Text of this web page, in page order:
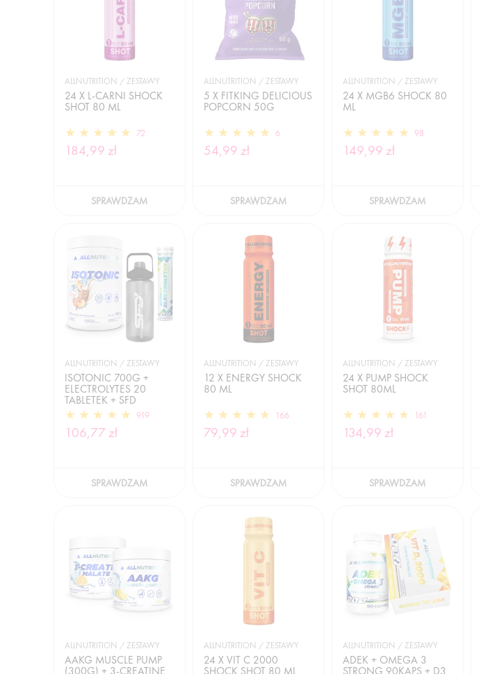
ALLNUTRITION / ZESTAWY
24 X L-CARNI SHOCK
SHOT 80 ML
72
184,99 zł
SPRAWDZAM
ALLNUTRITION / ZESTAWY
5 X FITKING DELICIOUS
POPCORN 50G
6
54,99 zł
SPRAWDZAM
ALLNUTRITION / ZESTAWY
24 X MGB6 SHOCK 80
ML
98
149,99 zł
SPRAWDZAM
ALLNUTRITION / ZESTAWY
ISOTONIC 700G +
ELECTROLYTES 20
TABLETEK + SFD
BUTELKA SPORTOWA
919
106,77 zł
SPRAWDZAM
ALLNUTRITION / ZESTAWY
12 X ENERGY SHOCK
80 ML
166
79,99 zł
SPRAWDZAM
ALLNUTRITION / ZESTAWY
24 X PUMP SHOCK
SHOT 80ML
161
134,99 zł
SPRAWDZAM
ALLNUTRITION / ZESTAWY
AAKG MUSCLE PUMP
(300G) + 3-CREATINE
ALLNUTRITION / ZESTAWY
24 X VIT C 2000
SHOCK SHOT 80 ML
ALLNUTRITION / ZESTAWY
ADEK + OMEGA 3
STRONG 90KAPS + D3